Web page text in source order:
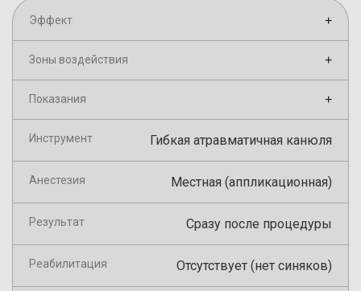
Эффект +
Зоны воздействия +
Показания +
Инструмент Гибкая атравматичная канюля
Анестезия Местная (аппликационная)
Результат Сразу после процедуры
Реабилитация Отсутствует (нет синяков)